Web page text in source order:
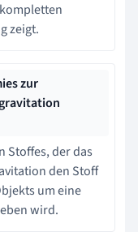
zeigt.
zur
Stoffes, der das
den Stoff
um eine
wird.